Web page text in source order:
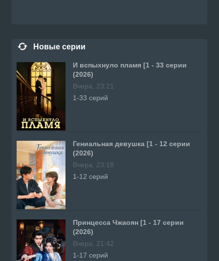
Новые серии
И вспыхнуло пламя [1 - 33 серии
(2026)
Вчера, 23:21
1-33 серий
Гениальная девушка [1 - 12 серии
(2026)
Вчера, 23:18
1-12 серий
Принцесса Чжаоян [1 - 17 серии
(2026)
Вчера, 21:42
1-17 серий